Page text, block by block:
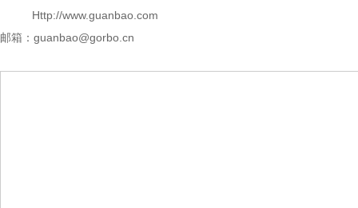
Http://www.guanbao.com
邮箱： guanbao@gorbo.cn